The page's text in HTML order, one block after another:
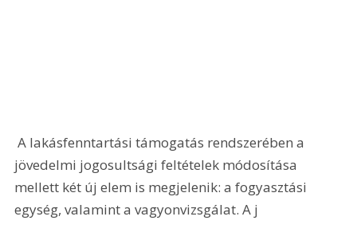
A lakásfenntartási támogatás rendszerében a
jövedelmi jogosultsági feltételek módosítása
mellett két új elem is megjelenik: a fogyasztási
egység, valamint a vagyonvizsgálat. A j